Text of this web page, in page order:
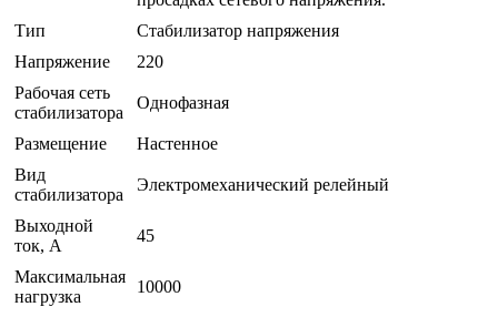
Тип
Стабилизатор напряжения
Напряжение
220
Рабочая сеть
стабилизатора
Однофазная
Размещение
Настенное
Вид
стабилизатора
Электромеханический релейный
Выходной
ток, А
45
Максимальная
нагрузка
10000